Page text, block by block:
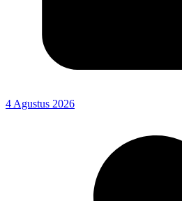
4 Agustus 2026